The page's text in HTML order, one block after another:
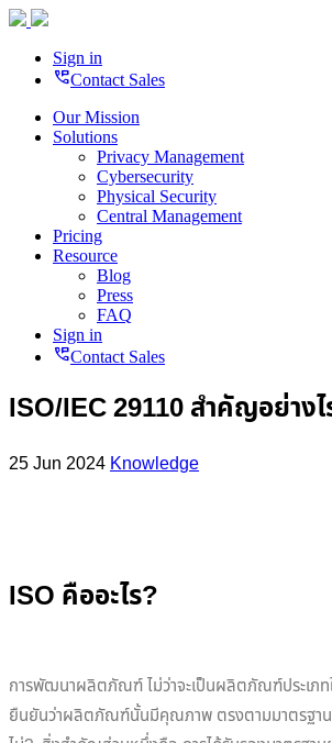
Sign in
perm_phone_msgContact Sales
Our Mission
Solutions
Privacy Management
Cybersecurity
Physical Security
Central Management
Pricing
Resource
Blog
Press
FAQ
Sign in
perm_phone_msgContact Sales
ISO/IEC 29110 สำคัญอย่างไ
25 Jun 2024Knowledge
ISO คืออะไร?
การพัฒนาผลิตภัณฑ์ ไม่ว่าจะเป็นผลิตภัณฑ์ประเภท
ยืนยันว่าผลิตภัณฑ์นั้นมีคุณภาพ ตรงตามมาตรฐาน